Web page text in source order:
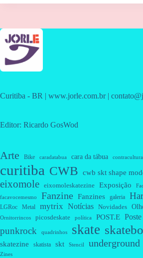
Curitiba - BR | www.jorle.com.br |
Editor: Ricardo GosWod
Arte Bike caradatabua cara da tábua contracultura
curitiba CWB cwb skt shape
eixomole eixomoleskatezine Exposição
facavocemesmo Fanzine Fanzines galeria
LGRoc Metal mytrix Notícias Novidades
Ornitorrincos picosdeskate política POST.E Poste
punkrock quadrinhos skate
skatezine skatista skt Stencil underground
Zines